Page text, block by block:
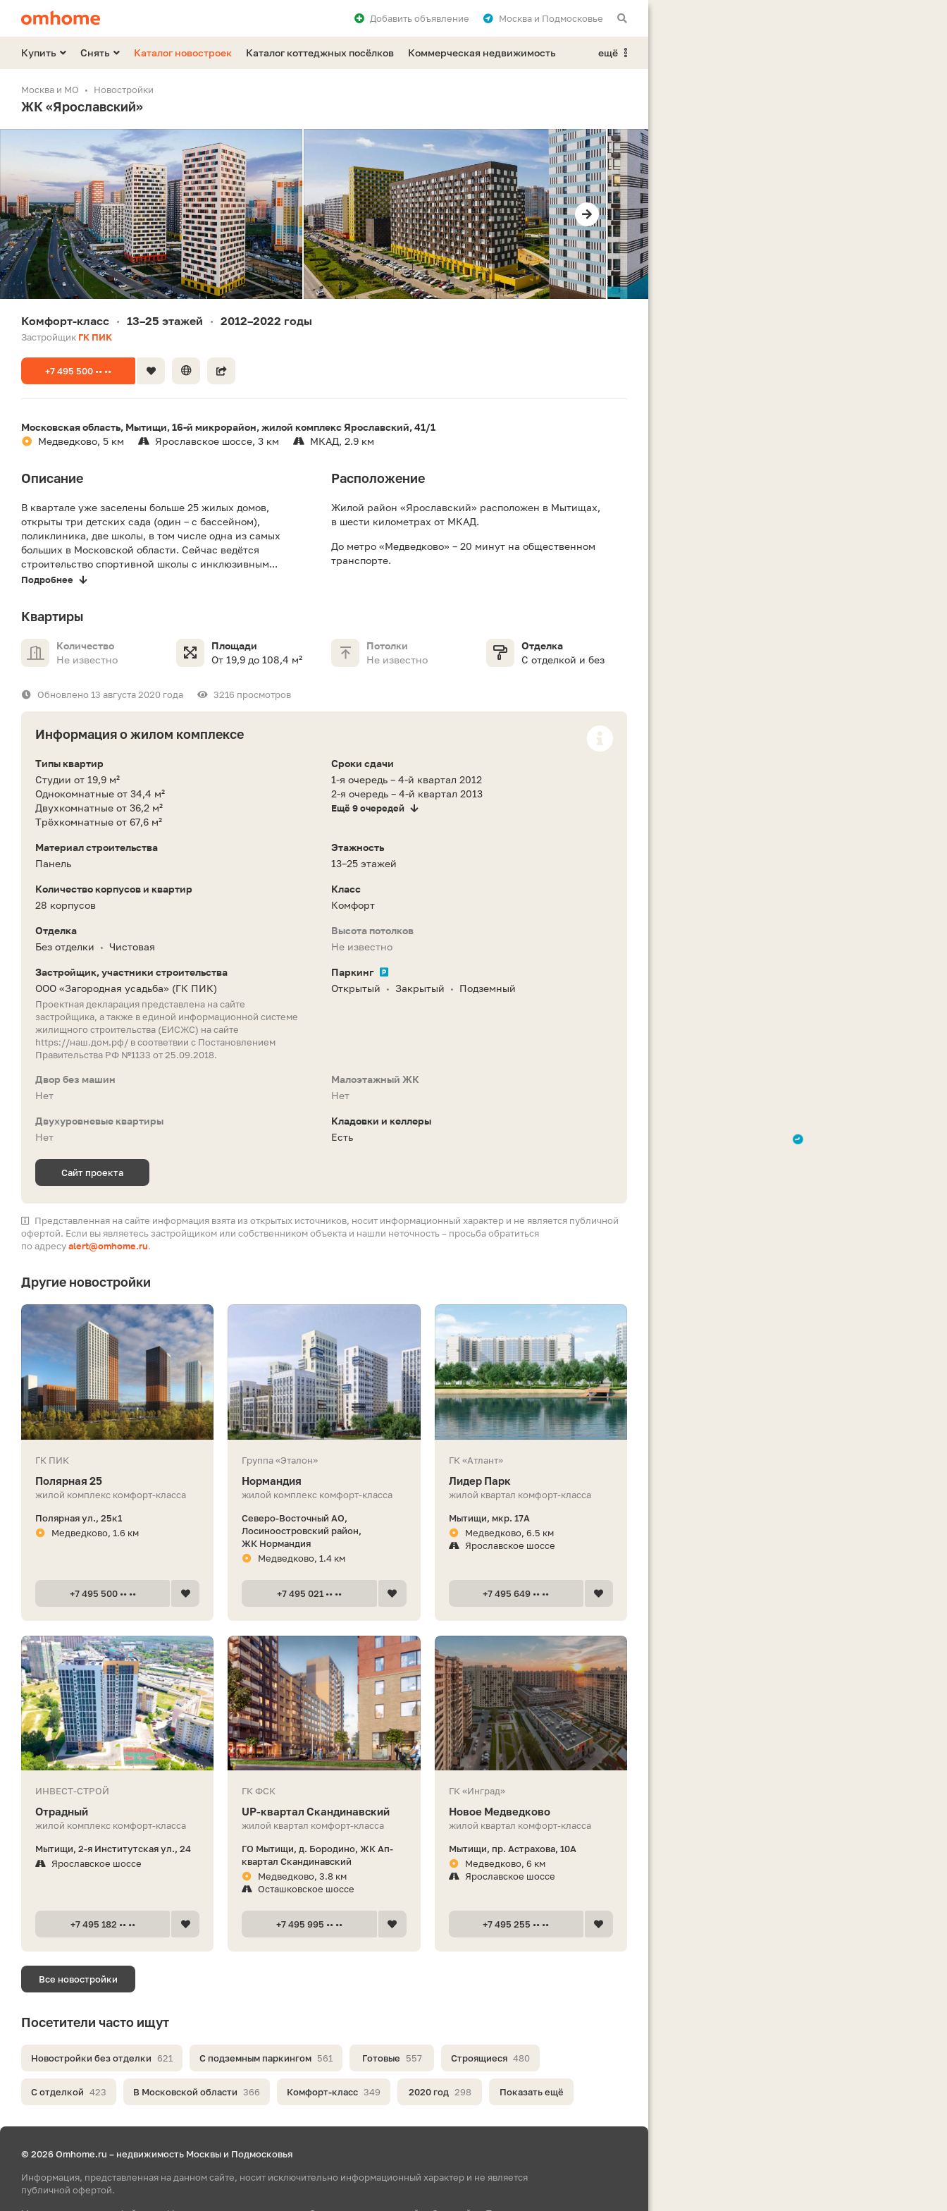
Москва и Подмосковье
Добавитьобъявление
Купить Снять Каталог новостроек Каталог коттеджных посёлков Коммерческая недвижимость ещё
Москва и МО Новостройки
ЖК «Ярославский»
Комфорт-класс • 13–25 этажей • 2012–2022 годы
Застройщик ГК ПИК
+7 495 500 •• ••
Московская область, Мытищи, 16-й микрорайон, жилой комплекс Ярославский, 41/1
Медведково, 5 км
Ярославское шоссе, 3 км МКАД, 2.9 км
Описание
В квартале уже заселены больше 25 жилых домов,
открыты три детских сада (один – с бассейном),
поликлиника, две школы, в том числе одна из самых
больших в Московской области. Сейчас ведётся
строительство спортивной школы с инклюзивным...
Подробнее
Расположение
Жилой район «Ярославский» расположен в Мытищах,
в шести километрах от МКАД.
До метро «Медведково» – 20 минут на общественном
транспорте.
Квартиры
Количество
Не известно
Площади
От 19,9 до 108,4 м²
Потолки
Не известно
Отделка
С отделкой и без
Обновлено 13 августа 2020 года 3216 просмотров
Информация о жилом комплексе
Типы квартир
Студии от 19,9 м²
Однокомнатные от 34,4 м²
Двухкомнатные от 36,2 м²
Трёхкомнатные от 67,6 м²
Сроки сдачи
1-я очередь – 4-й квартал 2012
2-я очередь – 4-й квартал 2013
Ещё 9 очередей
Материал строительства
Панель
Этажность
13–25 этажей
Количество корпусов и квартир
28 корпусов
Класс
Комфорт
Отделка
Без отделки
• Чистовая
Высота потолков
Не известно
Застройщик, участники строительства
ООО «Загородная усадьба» (ГК ПИК)
Проектная декларация представлена на сайте
застройщика, а также в единой информационной системе
жилищного строительства (ЕИСЖС) на сайте
https://наш.дом.рф/ в соответвии с Постановлением
Правительства РФ №1133 от 25.09.2018.
Паркинг
Открытый
• Закрытый • Подземный
Двор без машин
Нет
Малоэтажный ЖК
Нет
Двухуровневые квартиры
Нет
Кладовки и келлеры
Есть
Сайт проекта
Представленная на сайте информация взята из открытых источников, носит информационный характер и не является публичной
офертой. Если вы являетесь застройщиком или собственником объекта и нашли неточность – просьба обратиться
по адресуalert@omhome.ru.
Другие новостройки
ГК ПИК
Полярная 25
жилой комплекс комфорт-класса
Полярная ул., 25к1
Медведково, 1.6 км
+7 495 500 •• ••
Группа «Эталон»
Нормандия
жилой комплекс комфорт-класса
Северо-Восточный АО,
Лосиноостровский район,
ЖК Нормандия
Медведково, 1.4 км
+7 495 021 •• ••
ГК «Атлант»
Лидер Парк
жилой квартал комфорт-класса
Мытищи, мкр. 17А
Медведково, 6.5 км
Ярославское шоссе
+7 495 649 •• ••
ИНВЕСТ-СТРОЙ
Отрадный
жилой комплекс комфорт-класса
Мытищи, 2-я Институтская ул., 24
Ярославское шоссе
+7 495 182 •• ••
ГК ФСК
UP-квартал Скандинавский
жилой квартал комфорт-класса
ГО Мытищи, д. Бородино, ЖК Ап-
квартал Скандинавский
Медведково, 3.8 км
Осташковское шоссе
+7 495 995 •• ••
ГК «Инград»
Новое Медведково
жилой квартал комфорт-класса
Мытищи, пр. Астрахова, 10А
Медведково, 6 км
Ярославское шоссе
+7 495 255 •• ••
Все новостройки
Посетители часто ищут
Новостройки без отделки 621 С подземным паркингом 561 Готовые 557 Строящиеся 480
С отделкой 423 В Московской области 366 Комфорт-класс 349 2020 год 298 Показать ещё
© 2026 Omhome.ru – недвижимость Москвы и Подмосковья
Информация, представленная на данном сайте, носит исключительно информационный характер и не является
публичной офертой.